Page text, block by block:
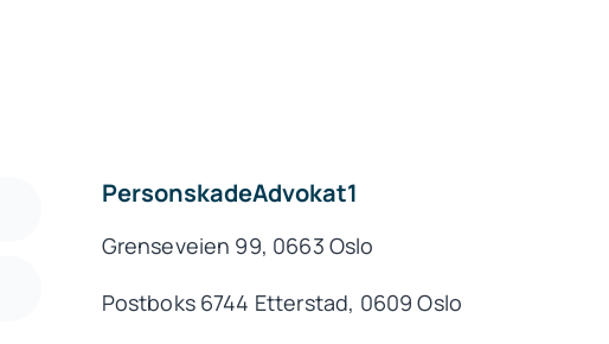
PersonskadeAdvokat1
Grenseveien 99, 0663 Oslo
Postboks 6744 Etterstad, 0609 Oslo